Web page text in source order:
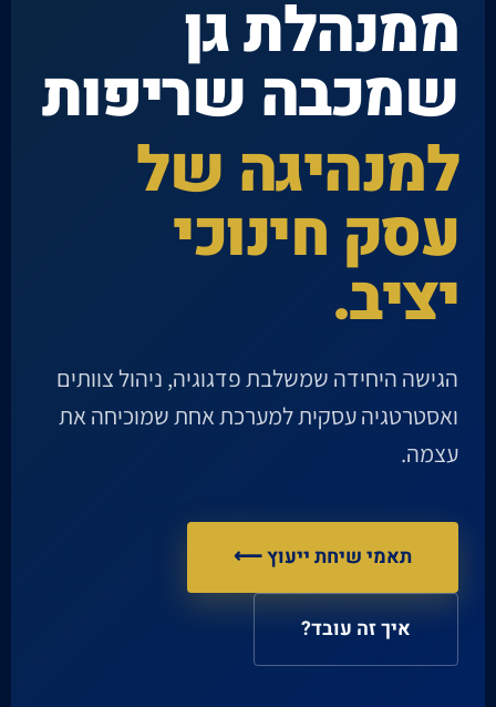
ממנהלת גן
שמכבה שריפות
למנהיגה של
עסק חינוכי
יציב.
הגישה היחידה שמשלבת פדגוגיה, ניהול צוותים
ואסטרטגיה עסקית למערכת אחת שמוכיחה את
עצמה.
תאמי שיחת ייעוץ ⟵
איך זה עובד?